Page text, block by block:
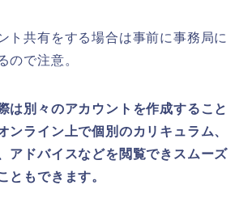
ト共有をする場合は事前に事務局に
ので注意。
は別々のアカウントを作成すること
ンライン上で個別のカリキュラム、
アドバイスなどを閲覧できスムーズ
ともできます。